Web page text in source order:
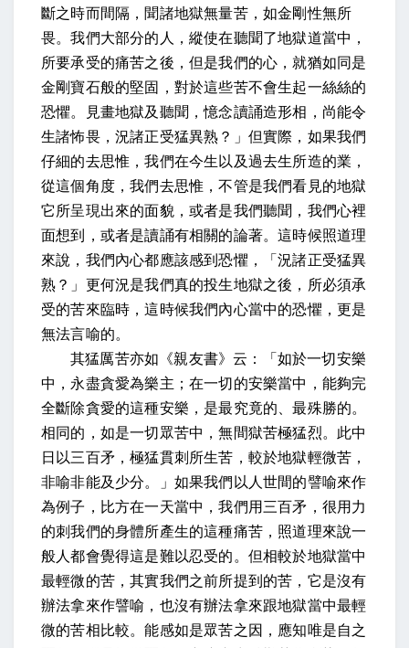
斷之時而間隔，聞諸地獄無量苦，如金剛性無所
畏。我們大部分的人，縱使在聽聞了地獄道當中，
所要承受的痛苦之後，但是我們的心，就猶如同是
金剛寶石般的堅固，對於這些苦不會生起一絲絲的
恐懼。
見畫地獄及聽聞，憶念讀誦造形相，尚能令
生諸怖畏，況諸正受猛異熟？ 」但實際，如果我們
仔細的去思惟，我們在今生以及過去生所造的業，
從這個角度，我們去思惟，不管是我們看見的地獄
它所呈現出來的面貌，或者是我們聽聞，我們心裡
面想到，或者是讀誦有相關的論著。這時候照道理
來說，我們內心都應該感到恐懼，「況諸正受猛異
熟？」更何況是我們真的投生地獄之後，所必須承
受的苦來臨時，這時候我們內心當中的恐懼，更是
無法言喻的。
其猛厲苦亦如《親友書》云：「如於一切安樂
中，永盡貪愛為樂主 ；在一切的安樂當中，能夠完
全斷除貪愛的這種安樂，是最究竟的、最殊勝的。
相同的， 如是一切眾苦中，無間獄苦極猛烈。此中
日以三百矛，極猛貫刺所生苦，較於地獄輕微苦，
非喻非能及少分。
」如果我們以人世間的譬喻來作
為例子，比方在一天當中，我們用三百矛，很用力
的刺我們的身體所產生的這種痛苦，照道理來說一
般人都會覺得這是難以忍受的。但相較於地獄當中
最輕微的苦，其實我們之前所提到的苦，它是沒有
辦法拿來作譬喻，也沒有辦法拿來跟地獄當中最輕
微的苦相比較。能感如是眾苦之因，應知唯是自之